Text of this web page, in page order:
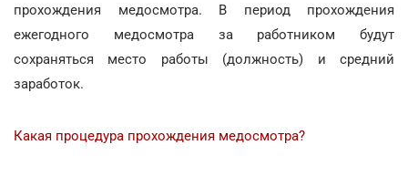
прохождения медосмотра. В период прохождения
ежегодного медосмотра за работником будут
сохраняться место работы (должность) и средний
заработок.
Какая процедура прохождения медосмотра?